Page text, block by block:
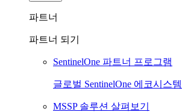
파트너
파트너 되기
SentinelOne 파트너 프로그램
글로벌 SentinelOne 에코시스
MSSP 솔루션 살펴보기